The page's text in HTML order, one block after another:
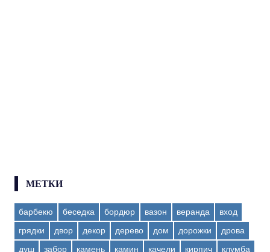
МЕТКИ
барбекю беседка бордюр вазон веранда
вход
грядки
двор декор дерево дом дорожки
дрова
душ
забор камень камин качели кирпич
клумба